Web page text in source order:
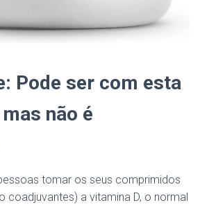
Pode ser com esta
não é
tomar os seus comprimidos
coadjuvantes) a vitamina D, o normal